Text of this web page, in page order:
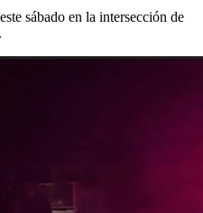
sábado en la intersección de